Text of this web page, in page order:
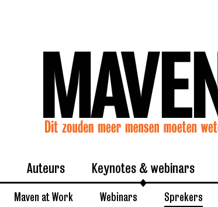
Auteurs Keynotes & webinars
Maven at Work Webinars Sprekers